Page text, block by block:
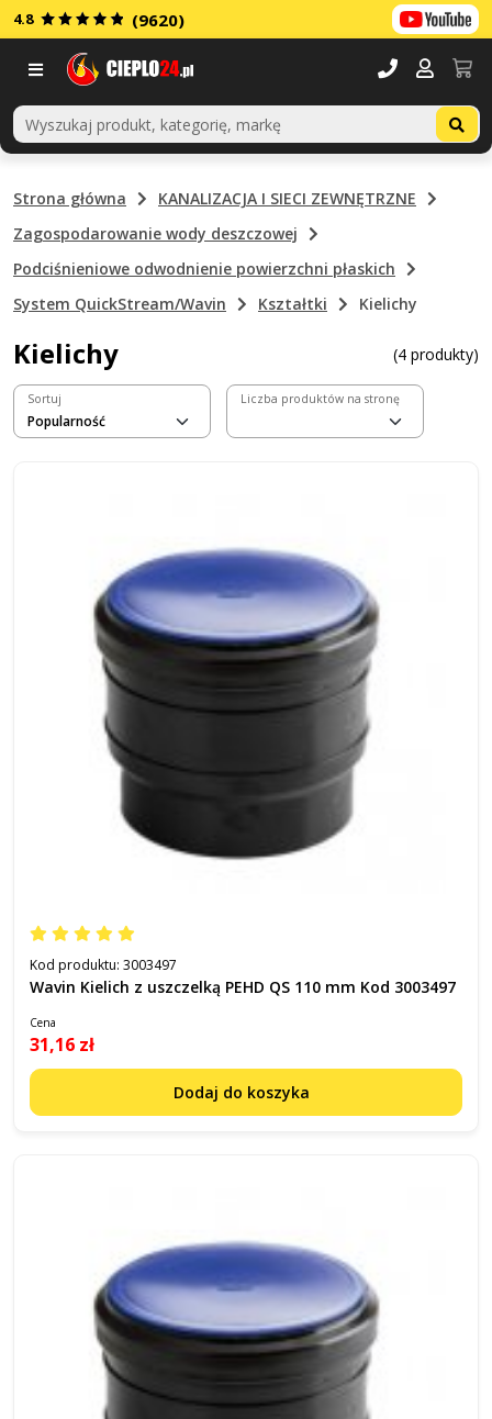
4.8 (9620)
Strona główna
KANALIZACJA I SIECI ZEWNĘTRZNE
Zagospodarowanie wody deszczowej
Podciśnieniowe odwodnienie powierzchni płaskich
System QuickStream/Wavin
Kształtki Kielichy
Kielichy (4 produkty)
Sortuj Liczba produktów na stronę
Kod produktu: 3003497
Wavin Kielich z uszczelką PEHD QS 110 mm Kod 3003497
Cena
31,16 zł
Dodaj do koszyka